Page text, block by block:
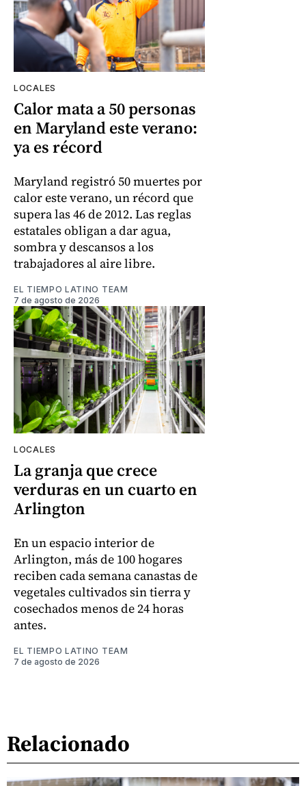
LOCALES
Calor mata a 50 personas
en Maryland este verano:
ya es récord
Maryland registró 50 muertes por
calor este verano, un récord que
supera las 46 de 2012. Las reglas
estatales obligan a dar agua,
sombra y descansos a los
trabajadores al aire libre.
EL TIEMPO LATINO TEAM
7 de agosto de 2026
LOCALES
La granja que crece
verduras en un cuarto en
Arlington
En un espacio interior de
Arlington, más de 100 hogares
reciben cada semana canastas de
vegetales cultivados sin tierra y
cosechados menos de 24 horas
antes.
EL TIEMPO LATINO TEAM
7 de agosto de 2026
Relacionado